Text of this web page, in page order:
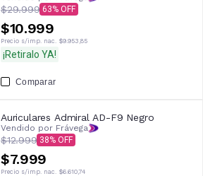
$29.999 63
$10.999
Precio s/imp. nac. $9.953,85
¡Retiralo YA!
Comparar
Auriculares Admiral AD-F9 Negro
Vendido por Frávega
$12.999 38
$7.999
Precio s/imp. nac. $6.610,74